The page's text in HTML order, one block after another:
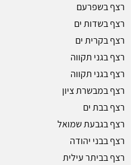
רצף בשפרעם
רצף בשדות ים
רצף בקרית ים
רצף בגני תקווה
רצף בגני תקווה
רצף במבשרת ציון
רצף בבת ים
רצף בגבעת שמואל
רצף בבני יהודה
רצף בביתר עילית